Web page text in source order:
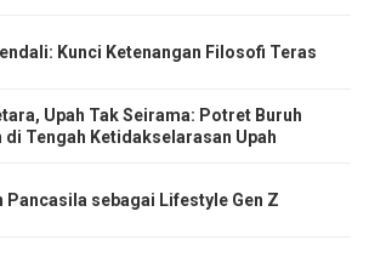
Kunci Ketenangan Filosofi Teras
Upah Tak Seirama: Potret Buruh
di Tengah Ketidakselarasan Upah
Pancasila sebagai Lifestyle Gen Z